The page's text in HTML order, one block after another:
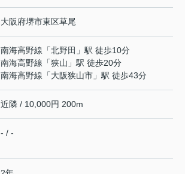
大阪府堺市東区草尾
南海高野線 「北野田 」駅 徒歩10分
南海高野線 「狭山 」駅 徒歩20分
南海高野線 「大阪狭山市 」駅 徒歩43分
近隣 / 10,000円 200m
- / -